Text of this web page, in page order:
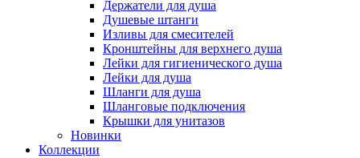
Держатели для душа
Душевые штанги
Изливы для смесителей
Кронштейны для верхнего душа
Лейки для гигиенического душа
Лейки для душа
Шланги для душа
Шланговые подключения
Крышки для унитазов
Новинки
Коллекции